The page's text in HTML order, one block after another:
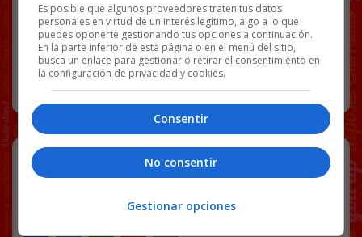
314 COMENTARIOS
RANDOM 13 MAYO, 2023
Planazo
Es posible que algunos proveedores traten tus datos
personales en virtud de un interés legítimo, algo a lo que
puedes oponerte gestionando tus opciones a continuación.
En la parte inferior de esta página o en el menú del sitio,
busca un enlace para gestionar o retirar el consentimiento en
la configuración de privacidad y cookies.
Consentir
No consentir
Gestionar opciones